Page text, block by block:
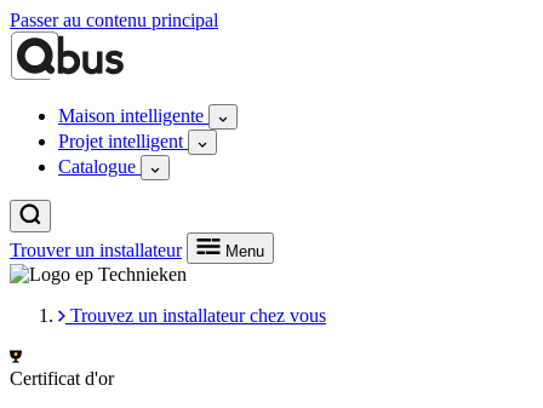
Passer au contenu principal
Maison intelligente
Projet intelligent
Catalogue
Trouver un installateur Menu
Trouvez un installateur chez vous
Certificat d'or